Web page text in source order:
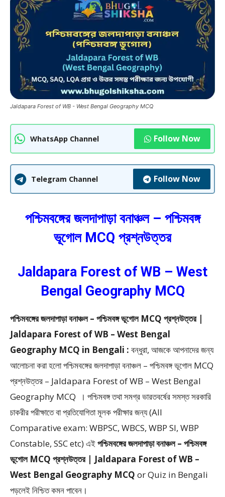
Jaldapara Forest of WB - West Bengal Geography MCQ
WhatsApp Channel Follow Now
Telegram Channel Follow Now
পশ্চিমবঙ্গের জলদাপাড়া বনাঞ্চল – পশ্চিমবঙ্গ
ভূগোল MCQ প্রশ্নউত্তর
Jaldapara Forest of WB – West
Bengal Geography MCQ
পশ্চিমবঙ্গের জলদাপাড়া বনাঞ্চল – পশ্চিমবঙ্গ ভূগোল MCQ প্রশ্নউত্তর |
Jaldapara Forest of WB – West Bengal
Geography MCQ in Bengali : বন্ধুরা, আজকে আপনাদের জন্য
আলোচনা করা হলো পশ্চিমবঙ্গের জলদাপাড়া বনাঞ্চল – পশ্চিমবঙ্গ ভূগোল MCQ
প্রশ্নউত্তর – Jaldapara Forest of WB – West Bengal
Geography MCQ । পশ্চিমবঙ্গ তথা সমগ্র ভারতবর্ষের সমস্ত সরকারি
চাকরীর পরীক্ষাতে বা প্রতিযোগিতা মূলক পরীক্ষার জন্য (All
Comparative exam: WBPSC, WBCS, WBP SI, WBP
Constable, SSC etc) এইপশ্চিমবঙ্গের জলদাপাড়া বনাঞ্চল – পশ্চিমবঙ্গ
ভূগোল MCQ প্রশ্নউত্তর | Jaldapara Forest of WB –
West Bengal Geography MCQ or Quiz in Bengali
পড়লেই নিশ্চিত কমন পাবেন।